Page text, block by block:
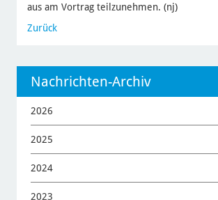
aus am Vortrag teilzunehmen. (nj)
Zurück
Nachrichten-Archiv
2026
2025
2024
2023